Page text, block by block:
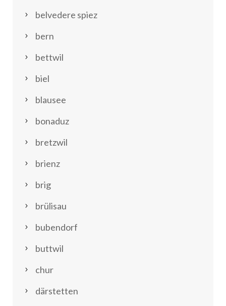
belvedere spiez
bern
bettwil
biel
blausee
bonaduz
bretzwil
brienz
brig
brülisau
bubendorf
buttwil
chur
därstetten